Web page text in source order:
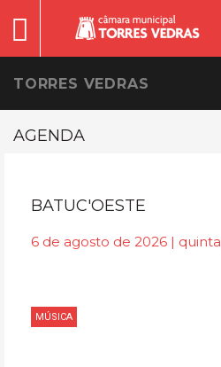
TORRES VEDRAS
AGENDA
BATUC'OESTE
6 de agosto de 2026 |
MÚSICA